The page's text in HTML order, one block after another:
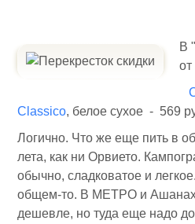
В
от
Classico, белое сухое - 569
Логично. Что же еще пить в
лета, как ни Орвието.
обычно, сладковатое и
общем-то. В МЕТРО и Ашанах
дешевле, но туда еще надо